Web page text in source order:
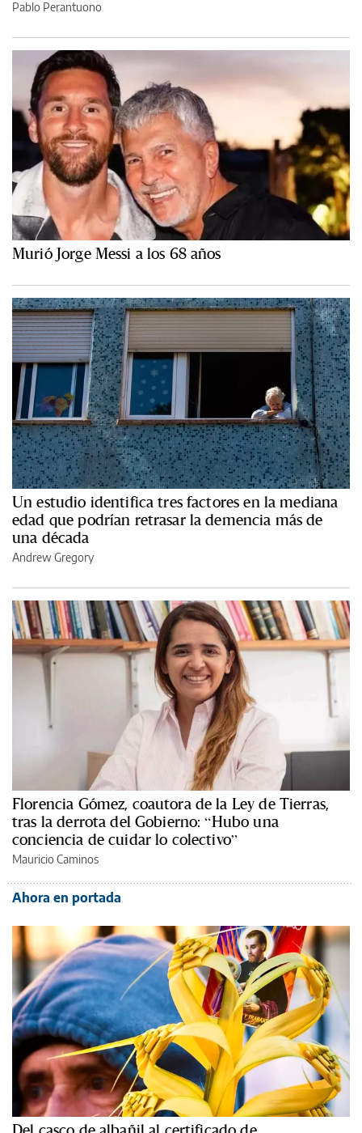
Pablo Perantuono
Murió Jorge Messi a los 68 años
Un estudio identifica tres factores en la mediana
edad que podrían retrasar la demencia más de
una década
Andrew Gregory
Florencia Gómez, coautora de la Ley de Tierras,
tras la derrota del Gobierno: “Hubo una
conciencia de cuidar lo colectivo”
Mauricio Caminos
Ahora en portada